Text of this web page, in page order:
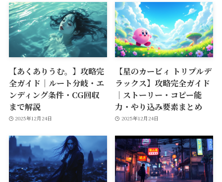
【あくありうむ。】攻略完
全ガイド｜ルート分岐・エ
ンディング条件・CG回収
まで解説
2025年12月24日
【星のカービィ トリプルデ
ラックス】攻略完全ガイド
｜ストーリー・コピー能
力・やり込み要素まとめ
2025年12月24日